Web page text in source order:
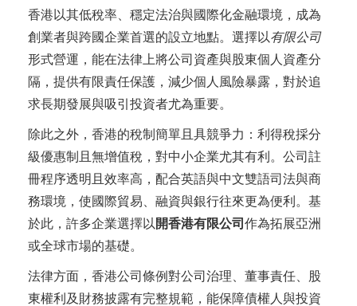
香港以其低稅率、穩定法治與國際化金融環境，成為
創業者與跨國企業首選的設立地點。選擇以有限公司
形式營運，能在法律上將公司資產與股東個人資產分
隔，提供有限責任保護，減少個人風險暴露，對於追
求長期發展與吸引投資者尤為重要。
除此之外，香港的稅制簡單且具競爭力：利得稅採分
級優惠制且無增值稅，對中小企業尤其有利。公司註
冊程序透明且效率高，配合英語與中文雙語司法與商
務環境，使國際貿易、融資與銀行往來更為便利。基
於此，許多企業選擇以開香港有限公司 作為拓展亞洲
或全球市場的基礎。
法律方面，香港公司條例對公司治理、董事責任、股
東權利及財務披露有完整規範，能保障債權人與投資